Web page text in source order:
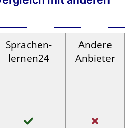
Sprachen­
lernen24
Andere
Anbieter